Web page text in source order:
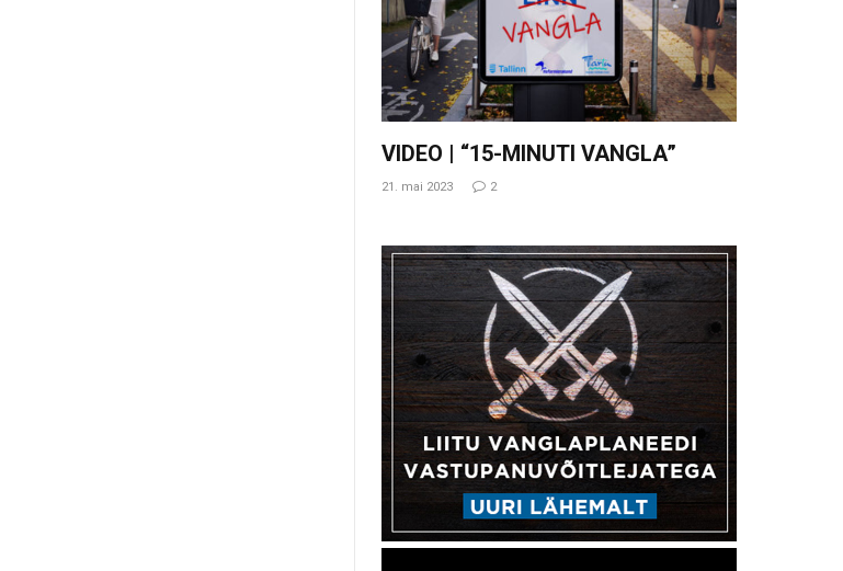
VIDEO | “15-MINUTI VANGLA”
21. mai 2023 2